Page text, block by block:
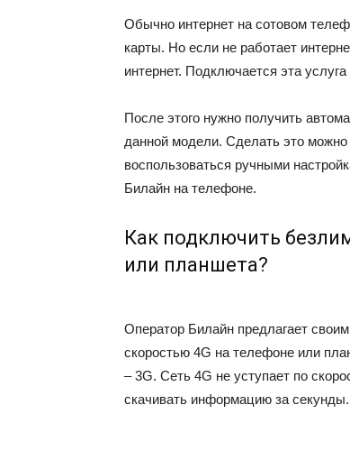
Обычно интернет на сотовом
карты. Но если не работает
интернет. Подключается эта
После этого нужно получить
данной модели. Сделать это
воспользоваться ручными
Билайн на телефоне.
Как подключить
или планшета?
Оператор Билайн предлагает
скоростью 4G на телефоне или
– 3G. Сеть 4G не уступает по
скачивать информацию за секунды.